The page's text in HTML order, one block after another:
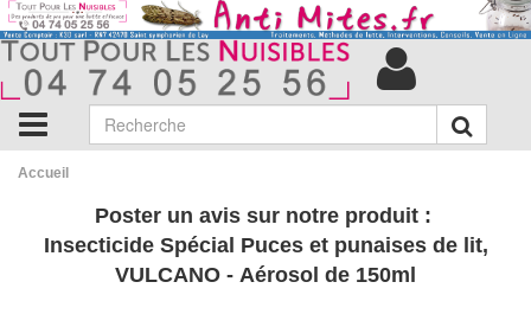
Accueil
Poster un avis sur notre produit :
Insecticide Spécial Puces et punaises de lit,
VULCANO - Aérosol de 150ml